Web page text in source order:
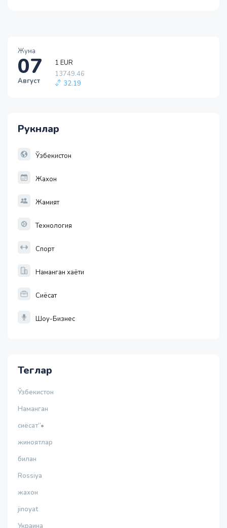
Жума
07
Август
1 EUR
13749.46
32.19
1 USD
Рукнлар
Ўзбекистон
Жахон
Жамият
Технология
Спорт
Наманган хаёти
Сиёсат
Шоу-Бизнес
Теглар
Ўзбекистон
Наманган
сиёсат”•
жиноятлар
билан
Rossiya
жахон
jinoyat
Украина